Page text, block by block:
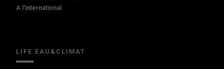
A l'international
LIFE EAU&CLIMAT